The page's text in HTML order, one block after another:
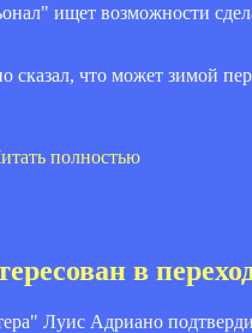
ищет возможности
сказал, что может зимой
полностью
в
Луис Адриано